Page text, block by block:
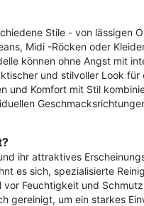
Stile - von lässigen
Midi -Röcken oder
können ohne Angst mit
und stilvoller Look
und Komfort mit Stil
ihr attraktives
es sich, spezialisierte
Feuchtigkeit und
gereinigt, um ein starkes